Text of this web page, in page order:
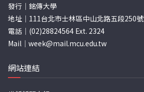
發行｜銘傳大學
地址｜111台北市士林區中山北路五段250號
電話｜(02)28824564 Ext. 2324
Mail｜ week@mail.mcu.edu.tw
網站連結